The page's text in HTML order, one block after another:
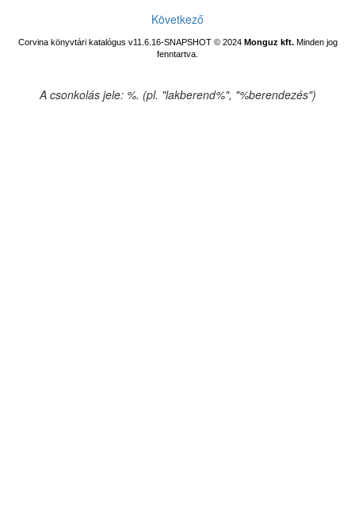
Következő
Corvina könyvtári katalógus v11.6.16-SNAPSHOT© 2024 Monguz kft.Minden jog
fenntartva.
A csonkolás jele: %. (pl. "lakberend%", "%berendezés")